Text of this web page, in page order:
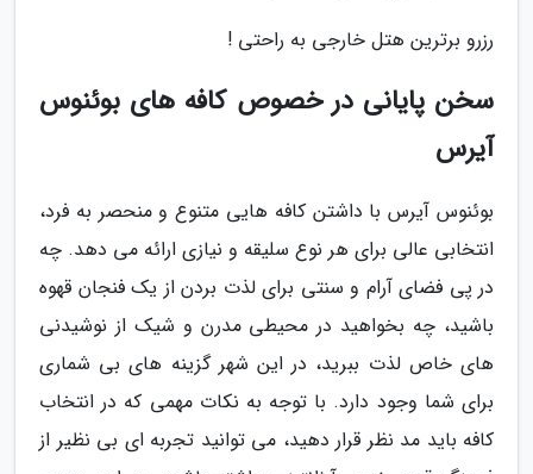
رزرو برترین هتل خارجی به راحتی !
سخن پایانی در خصوص کافه های بوئنوس
آیرس
بوئنوس آیرس با داشتن کافه هایی متنوع و منحصر به فرد،
انتخابی عالی برای هر نوع سلیقه و نیازی ارائه می دهد. چه
در پی فضای آرام و سنتی برای لذت بردن از یک فنجان قهوه
باشید، چه بخواهید در محیطی مدرن و شیک از نوشیدنی
های خاص لذت ببرید، در این شهر گزینه های بی شماری
برای شما وجود دارد. با توجه به نکات مهمی که در انتخاب
کافه باید مد نظر قرار دهید، می توانید تجربه ای بی نظیر از